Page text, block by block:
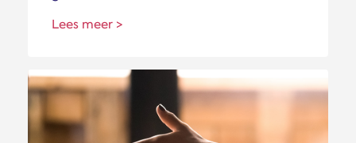
Lees meer >